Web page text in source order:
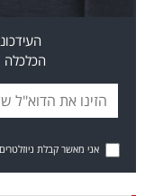
הכלכלי
פודקאסט
הכלכלה
אני מאשר קבלת